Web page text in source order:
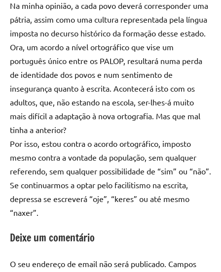
Na minha opinião, a cada povo deverá corresponder uma
pátria, assim como uma cultura representada pela língua
imposta no decurso histórico da formação desse estado.
Ora, um acordo a nível ortográfico que vise um
português único entre os PALOP, resultará numa perda
de identidade dos povos e num sentimento de
insegurança quanto à escrita. Acontecerá isto com os
adultos, que, não estando na escola, ser-lhes-á muito
mais difícil a adaptação à nova ortografia. Mas que mal
tinha a anterior?
Por isso, estou contra o acordo ortográfico, imposto
mesmo contra a vontade da população, sem qualquer
referendo, sem qualquer possibilidade de “sim” ou “não”.
Se continuarmos a optar pelo facilitismo na escrita,
depressa se escreverá “oje”, “keres” ou até mesmo
“naxer”.
Deixe um comentário
O seu endereço de email não será publicado. Campos